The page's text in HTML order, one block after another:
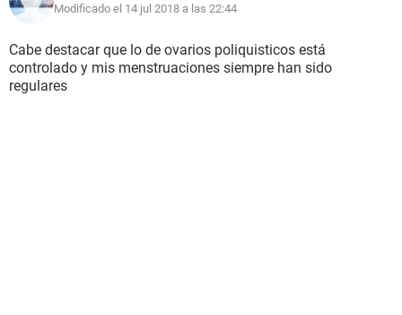
Modificado el 14 jul 2018 a las 22:44
Cabe destacar que lo de ovarios poliquisticos está
controlado y mis menstruaciones siempre han sido
regulares